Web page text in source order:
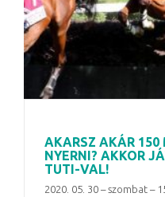
AKARSZ AKÁR 150
NYERNI? AKKOR
TUTI-VAL!
2020. 05. 30 – szombat –